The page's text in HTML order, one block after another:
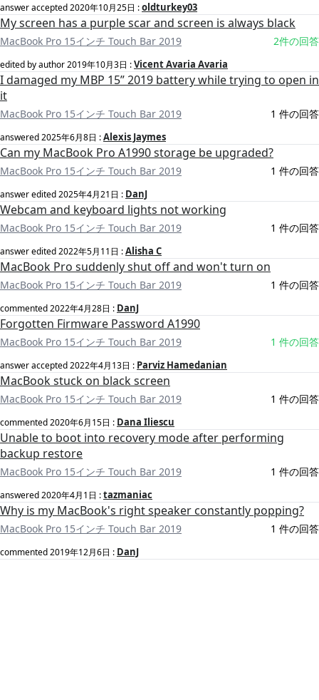
answer accepted2020年10月25日 :oldturkey03
My screen has a purple scar and screen is always black
MacBook Pro 15インチ Touch Bar 2019 2件の回答
edited by author2019年10月3日 :Vicent Avaria Avaria
I damaged my MBP 15” 2019 battery while trying to open in
it
MacBook Pro 15インチ Touch Bar 2019 1 件の回答
answered2025年6月8日 :Alexis Jaymes
Can my MacBook Pro A1990 storage be upgraded?
MacBook Pro 15インチ Touch Bar 2019 1 件の回答
answer edited2025年4月21日 : DanJ
Webcam and keyboard lights not working
MacBook Pro 15インチ Touch Bar 2019 1 件の回答
answer edited2022年5月11日 :Alisha C
MacBook Pro suddenly shut off and won't turn on
MacBook Pro 15インチ Touch Bar 2019 1 件の回答
commented2022年4月28日 : DanJ
Forgotten Firmware Password A1990
MacBook Pro 15インチ Touch Bar 2019 1 件の回答
answer accepted2022年4月13日 : Parviz Hamedanian
MacBook stuck on black screen
MacBook Pro 15インチ Touch Bar 2019 1 件の回答
commented2020年6月15日 : Dana Iliescu
Unable to boot into recovery mode after performing
backup restore
MacBook Pro 15インチ Touch Bar 2019 1 件の回答
answered2020年4月1日 :tazmaniac
Why is my MacBook's right speaker constantly popping?
MacBook Pro 15インチ Touch Bar 2019 1 件の回答
commented2019年12月6日 : DanJ